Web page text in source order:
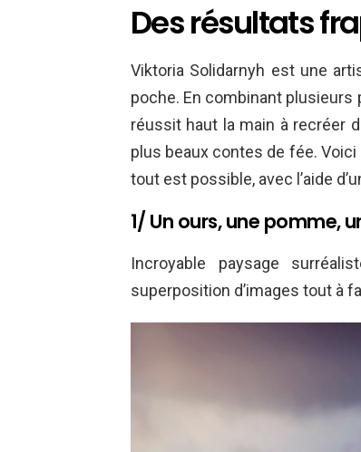
Des résultats
Viktoria Solidarnyh est une
poche. En combinant plusieurs
réussit haut la main à recréer
plus beaux contes de fée.
tout est possible, avec l’aide
1/ Un ours, une pomme,
Incroyable paysage
superposition d’images tout à